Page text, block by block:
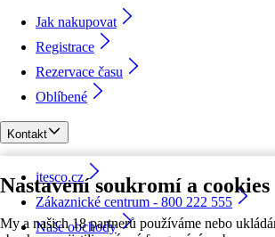
Nastavení soukromí a cookies
My a našich 18 partnerů používáme nebo
Jak nakupovat
Registrace
Rezervace času
Oblíbené
Kontakt
itesco.cz
Zákaznické centrum - 800 222 555
Naše obchody